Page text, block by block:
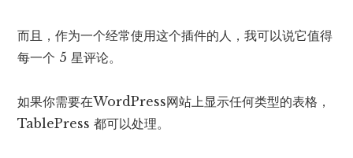
而且，作为一个经常使用这个插件的人，我可以说它值得
每一个 5 星评论。
如果你需要在WordPress网站上显示任何类型的表格，
TablePress 都可以处理。